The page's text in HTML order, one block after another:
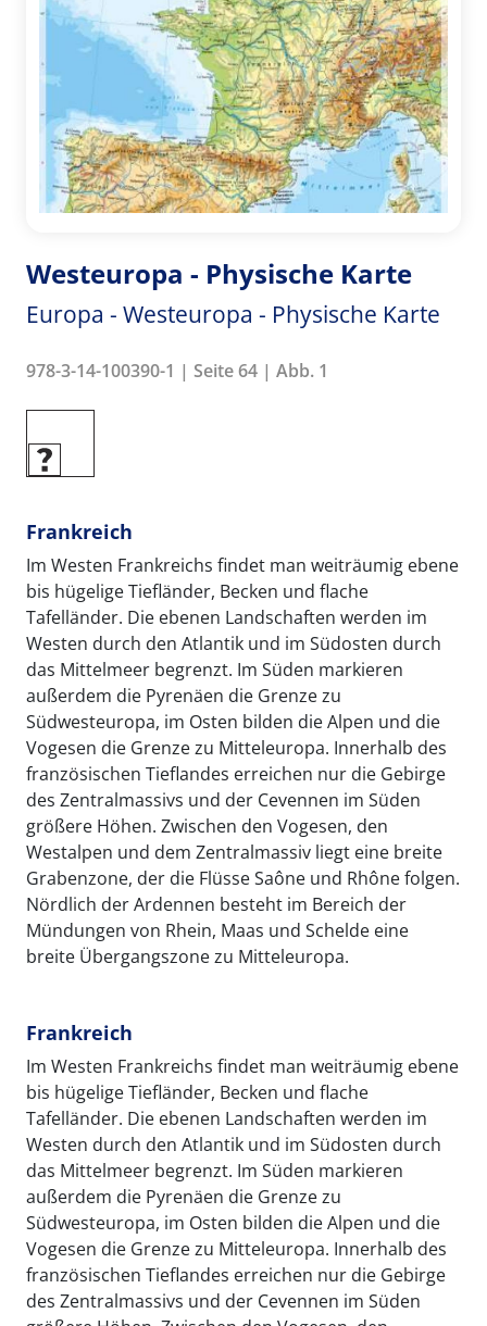
Westeuropa - Physische Karte
Europa - Westeuropa - Physische Karte
978-3-14-100390-1 | Seite 64 | Abb. 1
Frankreich
Im Westen Frankreichs findet man weiträumig ebene
bis hügelige Tiefländer, Becken und flache
Tafelländer. Die ebenen Landschaften werden im
Westen durch den Atlantik und im Südosten durch
das Mittelmeer begrenzt. Im Süden markieren
außerdem die Pyrenäen die Grenze zu
Südwesteuropa, im Osten bilden die Alpen und die
Vogesen die Grenze zu Mitteleuropa. Innerhalb des
französischen Tieflandes erreichen nur die Gebirge
des Zentralmassivs und der Cevennen im Süden
größere Höhen. Zwischen den Vogesen, den
Westalpen und dem Zentralmassiv liegt eine breite
Grabenzone, der die Flüsse Saône und Rhône folgen.
Nördlich der Ardennen besteht im Bereich der
Mündungen von Rhein, Maas und Schelde eine
breite Übergangszone zu Mitteleuropa.
Frankreich
Im Westen Frankreichs findet man weiträumig ebene
bis hügelige Tiefländer, Becken und flache
Tafelländer. Die ebenen Landschaften werden im
Westen durch den Atlantik und im Südosten durch
das Mittelmeer begrenzt. Im Süden markieren
außerdem die Pyrenäen die Grenze zu
Südwesteuropa, im Osten bilden die Alpen und die
Vogesen die Grenze zu Mitteleuropa. Innerhalb des
französischen Tieflandes erreichen nur die Gebirge
des Zentralmassivs und der Cevennen im Süden